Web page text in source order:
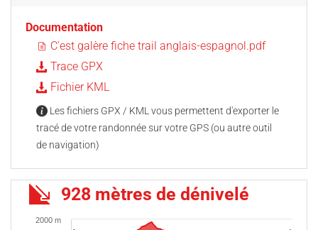
Documentation
C'est galère fiche trail anglais-espagnol.pdf
Trace GPX
Fichier KML
Les fichiers GPX / KML vous permettent d'exporter le
tracé de votre randonnée sur votre GPS (ou autre outil
de navigation)
928 mètres de dénivelé
2000 m